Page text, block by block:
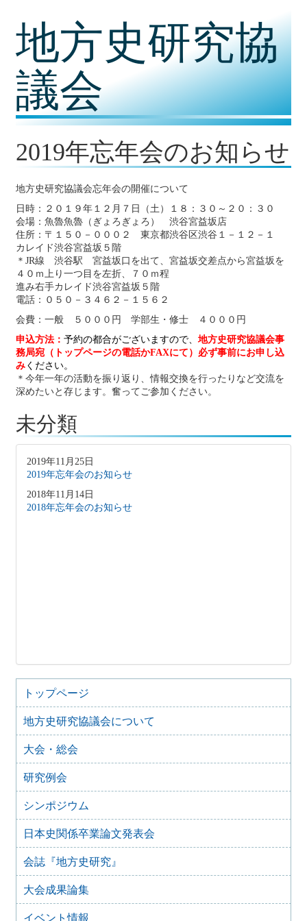
地方史研究協
議会
2019年忘年会のお知らせ
地方史研究協議会忘年会の開催について
日時：２０１９年１２月７日（土）１８：３０～２０：３０
会場：魚魯魚魯（ぎょろぎょろ） 渋谷宮益坂店
住所：〒１５０－０００２ 東京都渋谷区渋谷１－１２－１
カレイド渋谷宮益坂５階
＊JR線 渋谷駅 宮益坂口を出て、宮益坂交差点から宮益坂を
４０ｍ上り一つ目を左折、７０ｍ程
進み右手カレイド渋谷宮益坂５階
電話：０５０－３４６２－１５６２
会費：一般 ５０００円 学部生・修士 ４０００円
申込方法： 予約の都合がございますので、 地方史研究協議会事
務局宛（トップページの電話かFAXにて）必ず事前にお申し込
み ください。
＊今年一年の活動を振り返り、情報交換を行ったりなど交流を
深めたいと存じます。奮ってご参加ください。
未分類
2019年11月25日
2019年忘年会のお知らせ
2018年11月14日
2018年忘年会のお知らせ
トップページ
地方史研究協議会について
大会・総会
研究例会
シンポジウム
日本史関係卒業論文発表会
会誌『地方史研究』
大会成果論集
イベント情報